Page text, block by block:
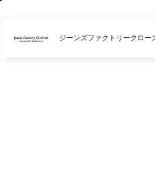
ジーンズファクトリークロー